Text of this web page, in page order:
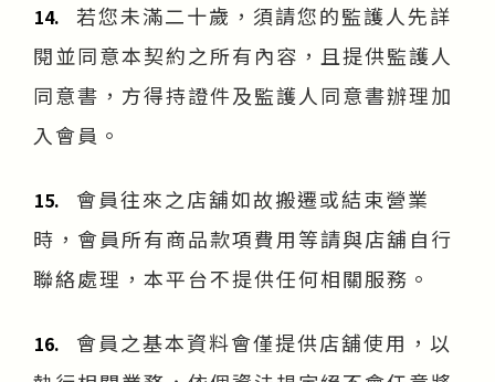
14.
若您未滿二十歲，須請您的監護人先詳
閱並同意本契約之所有內容，且提供監護人
同意書，方得持證件及監護人同意書辦理加
入會員。
15.
會員往來之店舖如故搬遷或結束營業
時，會員所有商品款項費用等請與店舖自行
聯絡處理，本平台不提供任何相關服務。
16.
會員之基本資料會僅提供店舖使用，以